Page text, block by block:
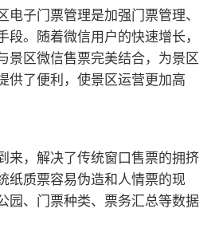
子门票管理是加强门票管理、
。随着微信用户的快速增长，
景区微信售票完美结合，为景区
供了便利，使景区运营更加高
来，解决了传统窗口售票的拥挤
纸质票容易伪造和人情票的现
园、门票种类、票务汇总等数据